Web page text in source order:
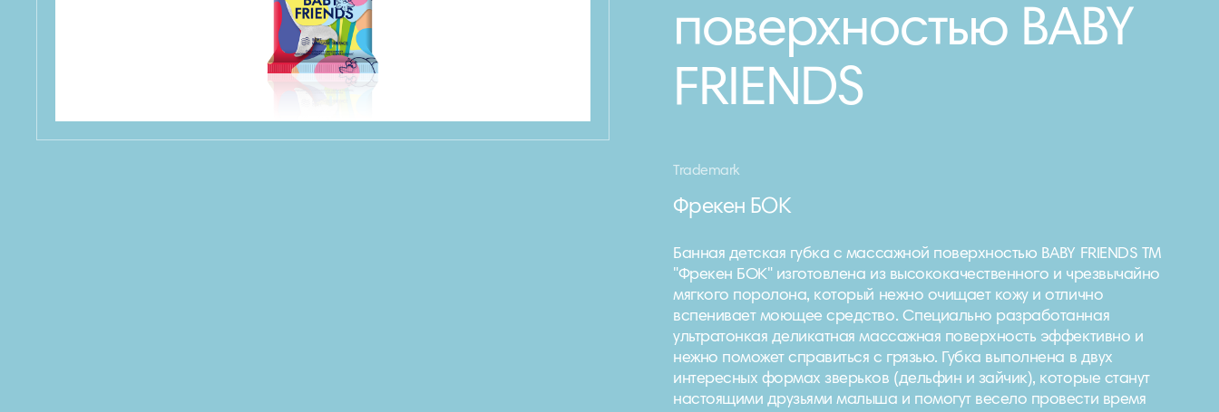
поверхностью BABY
FRIENDS
Trademark
Фрекен БОК
Банная детская губка с массажной поверхностью BABY FRIENDS ТМ
"Фрекен БОК" изготовлена ​​из высококачественного и чрезвычайно
мягкого поролона, который нежно очищает кожу и отлично
вспенивает моющее средство. Специально разработанная
ультратонкая деликатная массажная поверхность эффективно и
нежно поможет справиться с грязью. Губка выполнена в двух
интересных формах зверьков (дельфин и зайчик), которые станут
настоящими друзьями малыша и помогут весело провести время